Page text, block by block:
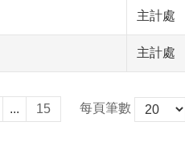
主計處
主計處
... 15 每頁筆數